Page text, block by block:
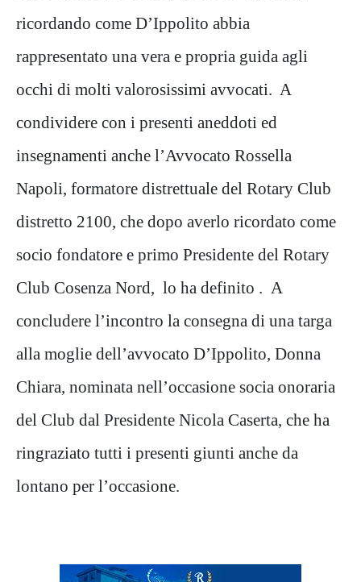
ricordando come D’Ippolito abbia
rappresentato una vera e propria guida agli
occhi di molti valorosissimi avvocati. A
condividere con i presenti aneddoti ed
insegnamenti anche l’Avvocato Rossella
Napoli, formatore distrettuale del Rotary Club
distretto 2100, che dopo averlo ricordato come
socio fondatore e primo Presidente del Rotary
Club Cosenza Nord, lo ha definito . A
concludere l’incontro la consegna di una targa
alla moglie dell’avvocato D’Ippolito, Donna
Chiara, nominata nell’occasione socia onoraria
del Club dal Presidente Nicola Caserta, che ha
ringraziato tutti i presenti giunti anche da
lontano per l’occasione.